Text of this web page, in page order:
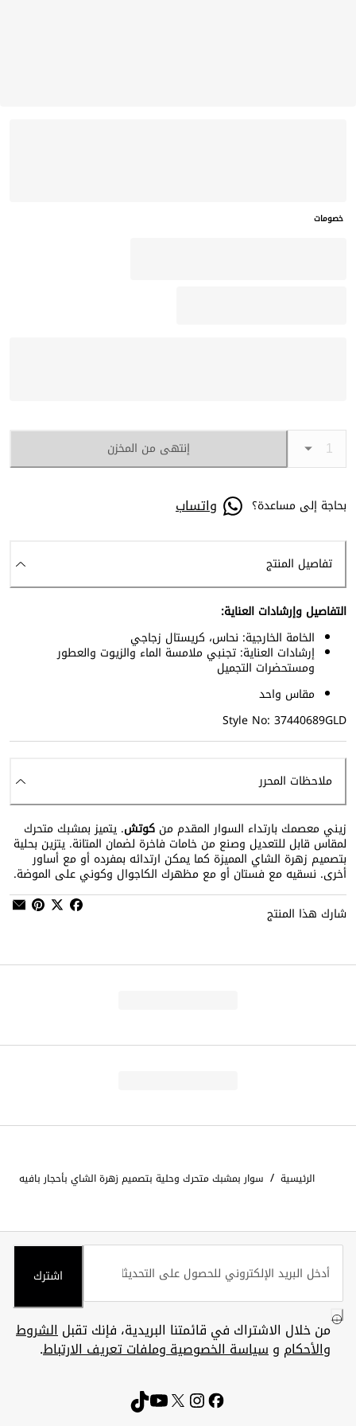
خصومات
إنتهى من المخزن
بحاجة إلى مساعدة؟ واتساب
تفاصيل المنتج
التفاصيل وإرشادات العناية:
الخامة الخارجية: نحاس، كريستال زجاجي
إرشادات العناية: تجنبي ملامسة الماء والزيوت والعطور
ومستحضرات التجميل
مقاس واحد
Style No: 37440689GLD
ملاحظات المحرر
زيني معصمك بارتداء السوار المقدم من كوتش. يتميز بمشبك متحرك
لمقاس قابل للتعديل وصنع من خامات فاخرة لضمان المتانة. يتزين بحلية
بتصميم زهرة الشاي المميزة كما يمكن ارتدائه بمفرده أو مع أساور
أخرى. نسقيه مع فستان أو مع مظهرك الكاجوال وكوني على الموضة.
شارك هذا المنتج
الرئيسية / سوار بمشبك متحرك وحلية بتصميم زهرة الشاي بأحجار بافيه
اشترك
من خلال الاشتراك في قائمتنا البريدية، فإنك تقبلالشروط
والأحكام وسياسة الخصوصية وملفات تعريف الارتباط.